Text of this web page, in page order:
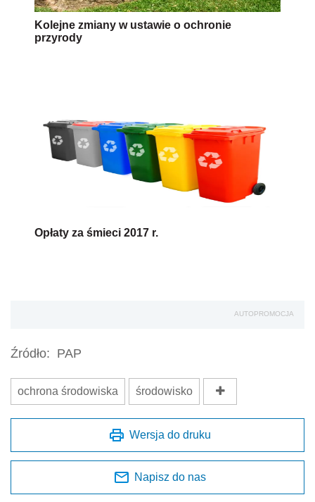
Kolejne zmiany w ustawie o ochronie
przyrody
Opłaty za śmieci 2017 r.
AUTOPROMOCJA
Źródło: PAP
ochrona środowiska środowisko
Wersja do druku
Napisz do nas